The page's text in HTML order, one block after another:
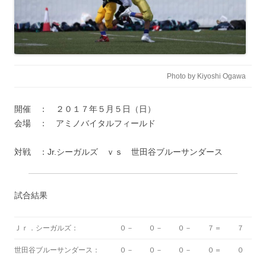
Photo by Kiyoshi Ogawa
開催 ： ２０１７年５月５日（日）
会場 ： アミノバイタルフィールド
対戦 ：Jr.シーガルズ ｖｓ 世田谷ブルーサンダース
試合結果
Ｊｒ．シーガルズ： ０－ ０－ ０－ ７＝ ７
世田谷ブルーサンダース： ０－ ０－ ０－ ０＝ ０